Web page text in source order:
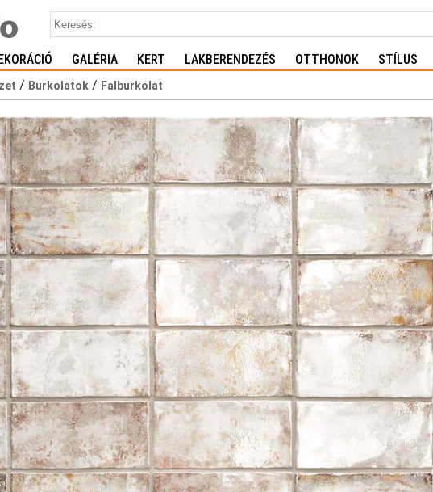
GALÉRIA KERT LAKBERENDEZÉS OTTHONOK STÍLUS
/ Burkolatok / Falburkolat